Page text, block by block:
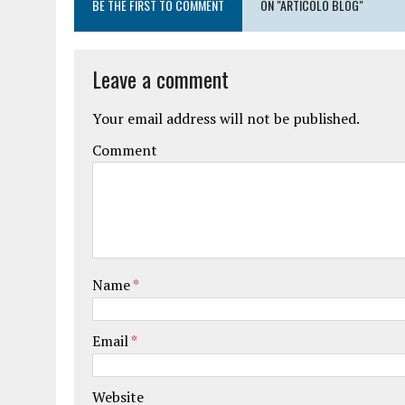
BE THE FIRST TO COMMENT ON "ARTICOLO BLOG"
Leave a comment
Your email address will not be published.
Comment
Name*
Email*
Website